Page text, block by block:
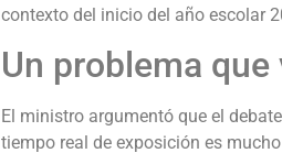
contexto del inicio del año escolar
Un problema
El ministro argumentó que el
tiempo real de exposición es